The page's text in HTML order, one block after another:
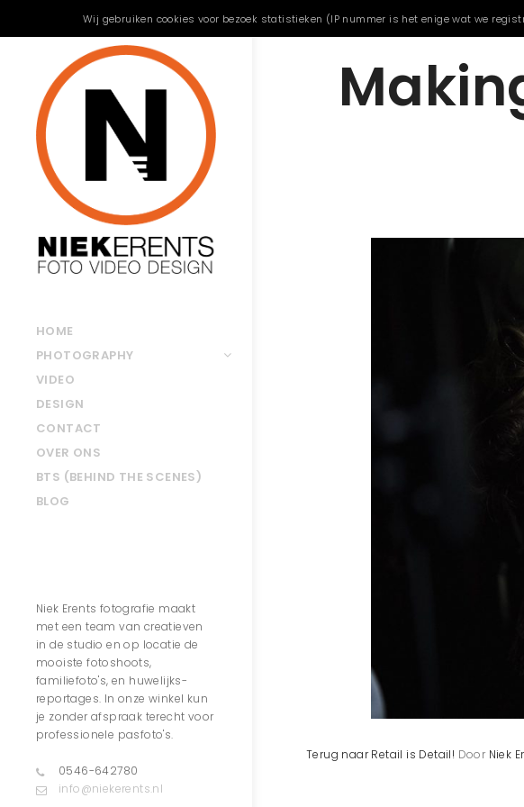
HOME
PHOTOGRAPHY
VIDEO
DESIGN
CONTACT
OVER ONS
BTS (BEHIND THE SCENES)
BLOG
Niek Erents fotografie maakt
met een team van creatieven
in de studio en op locatie de
mooiste fotoshoots,
familiefoto's, en huwelijks-
reportages. In onze winkel kun
je zonder afspraak terecht voor
professionele pasfoto's.
0546-642780
info@niekerents.nl
Terug naar Retail is Detail! Door Niek
Wij gebruiken cookies voor bezoek statistieken (IP nummer is het enige wat we